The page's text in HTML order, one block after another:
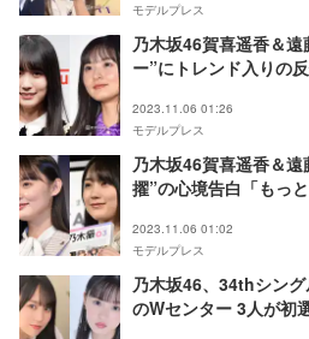
モデルプレス
乃木坂46賀喜遥香＆
ー”にトレンド入りの
2023.11.06 01:26
モデルプレス
乃木坂46賀喜遥香＆
擢”の心境告白「もっ
2023.11.06 01:02
モデルプレス
乃木坂46、34thシン
のWセンター 3人が初